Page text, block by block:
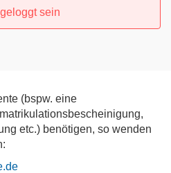
sein
(bspw. eine
etc.) benötigen, so wenden